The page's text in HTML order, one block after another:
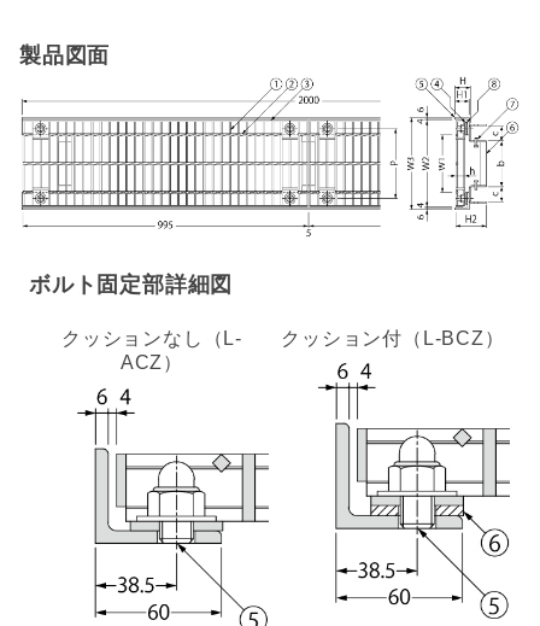
製品図面
ボルト固定部詳細図
クッションなし（L-
ACZ）
クッション付（L-BCZ）